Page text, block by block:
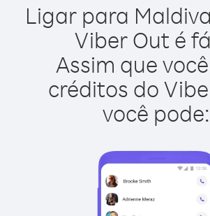
Ligar para
Viber Out é
Assim que
créditos do
você pode: